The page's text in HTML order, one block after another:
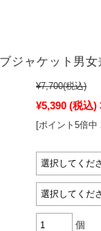
ジャケット男
¥7,700(税込)
¥5,390 (税込)
[ポイント5倍中
個